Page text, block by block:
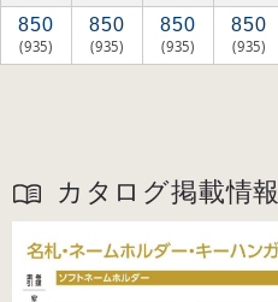
850
(935)
850
(935)
850
(935)
850
(935)
カタログ掲載情報